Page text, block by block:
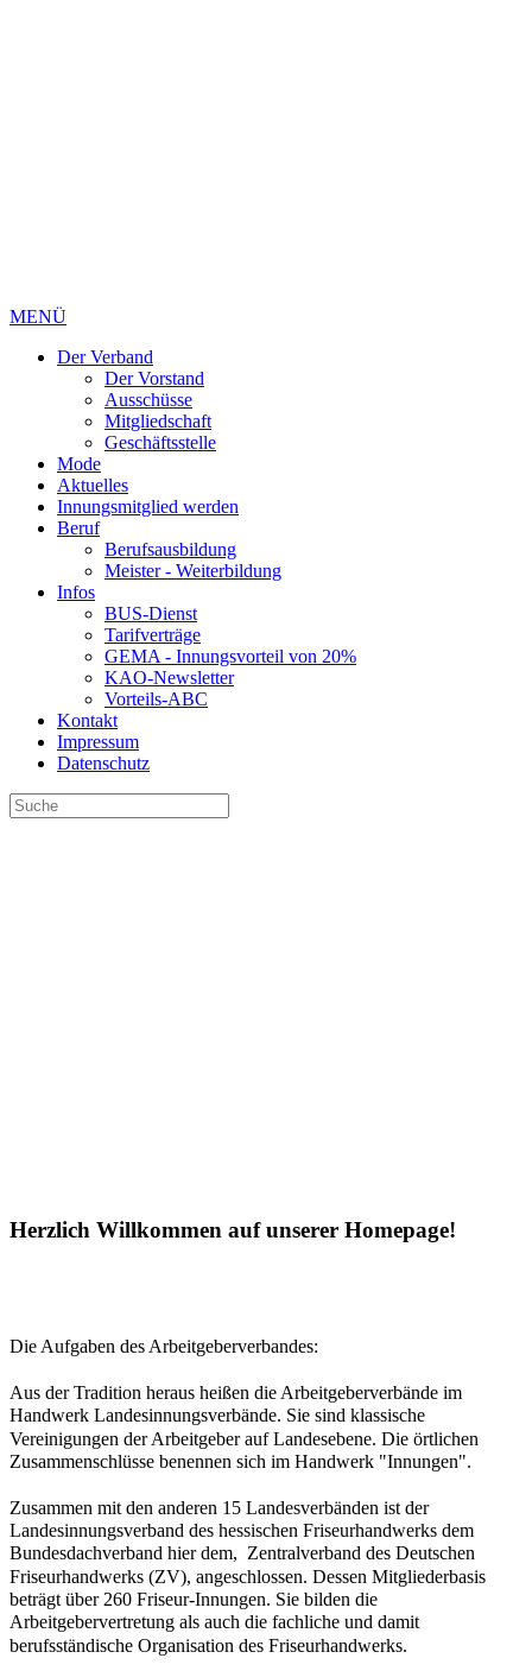
MENÜ
Der Verband
Der Vorstand
Ausschüsse
Mitgliedschaft
Geschäftsstelle
Mode
Aktuelles
Innungsmitglied werden
Beruf
Berufsausbildung
Meister - Weiterbildung
Infos
BUS-Dienst
Tarifverträge
GEMA - Innungsvorteil von 20%
KAO-Newsletter
Vorteils-ABC
Kontakt
Impressum
Datenschutz
Herzlich Willkommen auf unserer Homepage!
Die Aufgaben des Arbeitgeberverbandes:
Aus der Tradition heraus heißen die Arbeitgeberverbände im
Handwerk Landesinnungsverbände. Sie sind klassische
Vereinigungen der Arbeitgeber auf Landesebene. Die örtlichen
Zusammenschlüsse benennen sich im Handwerk "Innungen".
Zusammen mit den anderen 15 Landesverbänden ist der
Landesinnungsverband des hessischen Friseurhandwerks dem
Bundesdachverband hier dem, Zentralverband des Deutschen
Friseurhandwerks (ZV), angeschlossen. Dessen Mitgliederbasis
beträgt über 260 Friseur-Innungen. Sie bilden die
Arbeitgebervertretung als auch die fachliche und damit
berufsständische Organisation des Friseurhandwerks.